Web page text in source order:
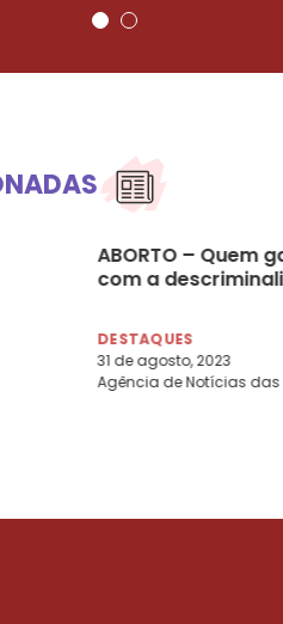
ABORTO – Quem
com a
DESTAQUES
31 de agosto, 2023
Agência de Notícias das